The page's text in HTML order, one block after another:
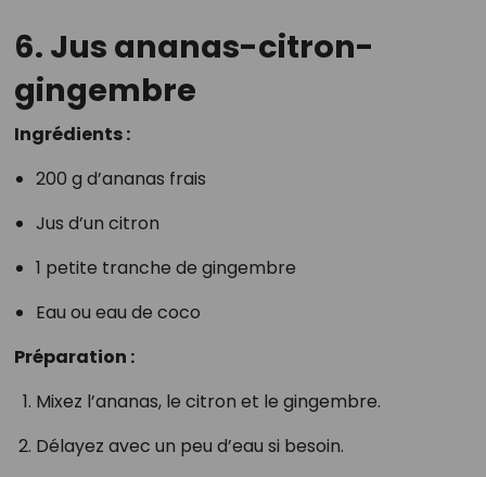
6. Jus ananas-citron-
gingembre
Ingrédients :
200 g d’ananas frais
Jus d’un citron
1 petite tranche de gingembre
Eau ou eau de coco
Préparation :
Mixez l’ananas, le citron et le gingembre.
Délayez avec un peu d’eau si besoin.